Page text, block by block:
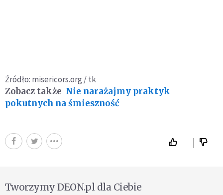
Źródło: misericors.org / tk
Zobacz także Nie narażajmy praktyk
pokutnych na śmieszność
Tworzymy DEON.pl dla Ciebie